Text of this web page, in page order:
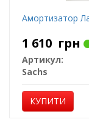
Амортизатор
1 610 грн
Артикул:
Sachs
КУПИТИ